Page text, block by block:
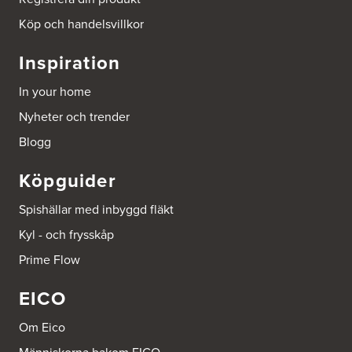
http://www.ballingslov.se
Gäddvägen 12
Tel.:752412900
Hönekullavägen 25
Tel.:752418750
Beijer Byggmaterial Bollnäs - Filial 041
Industrigatan 5
Tel.: 752411000
Beijer Byggmaterial Piteå - Filial 002
Batterigatan 2
941 47 Piteå
Tel.: 752411518
Köp och handelsvillkor
Inspiration
In your home
Nyheter och trender
Blogg
Köpguider
Spishällar med inbyggd fläkt
Kyl - och frysskåp
Prime Flow
EICO
Om Eico